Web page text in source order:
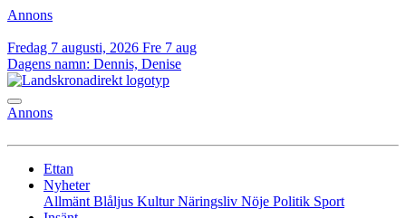
Annons
Fredag 7 augusti, 2026 Fre 7 aug
Dagens namn: Dennis, Denise
Annons
Ettan
Nyheter
Allmänt Blåljus KulturNäringsliv Nöje Politik Sport